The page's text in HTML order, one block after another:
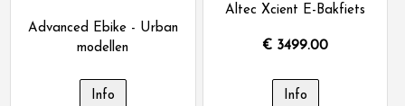
Advanced Ebike - Urban
modellen
Altec Xcient E-Bakfiets
€ 3499.00